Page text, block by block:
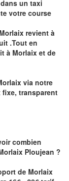
un taxi
votre course
Morlaix revient à
.Tout en
à Morlaix et de
via notre
transparent
combien
Ploujean ?
de Morlaix